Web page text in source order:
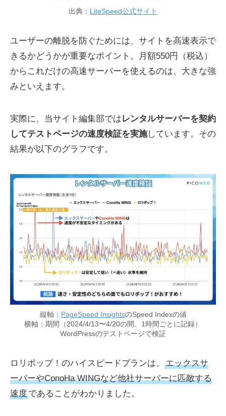
出典： LiteSpeed公式サイト
ユーザーの離脱を防ぐためには、サイトを高速表示で
きるかどうかが重要なポイント。月額550円（税込）
からこれだけの高速サーバーを使えるのは、大きな強
みといえます。
実際に、当サイト編集部ではレンタルサーバーを契約
してテストページの速度検証を実施しています。その
結果が以下のグラフです。
縦軸： PageSpeed InsightsのSpeed Indexの値
横軸：期間（2024/4/13〜4/20の間、1時間ごとに記録）
WordPressのテストページで検証
ロリポップ！のハイスピードプランは、
エックスサ
ーバーやConoHa WINGなど他社サーバーに匹敵する
速度であることがわかりました。